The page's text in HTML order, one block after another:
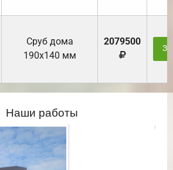
Cруб дома
190х140 мм
2079500
Наши работы